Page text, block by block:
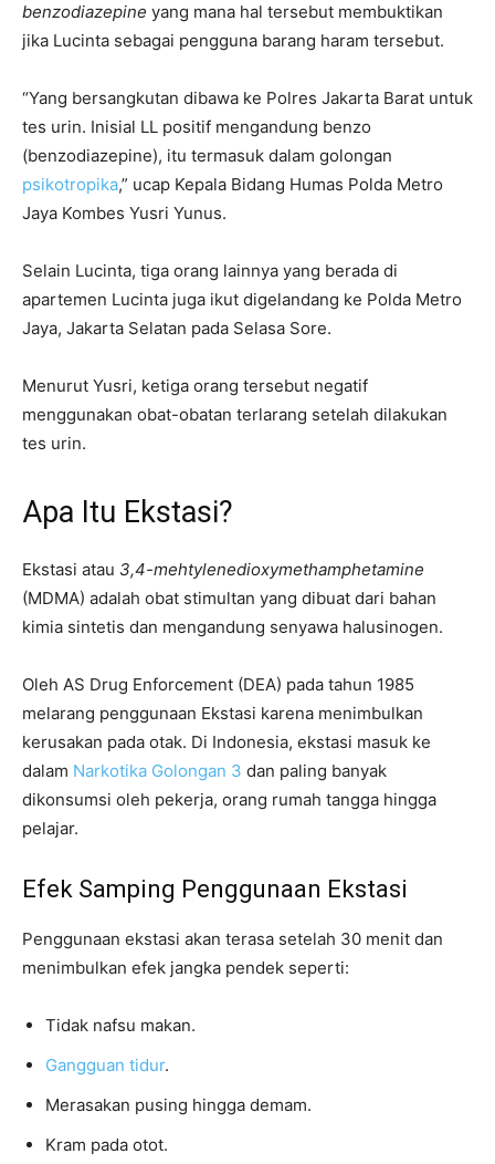
benzodiazepine yang mana hal tersebut membuktikan
jika Lucinta sebagai pengguna barang haram tersebut.
“Yang bersangkutan dibawa ke Polres Jakarta Barat untuk
tes urin. Inisial LL positif mengandung benzo
(benzodiazepine), itu termasuk dalam golongan
psikotropika,” ucap Kepala Bidang Humas Polda Metro
Jaya Kombes Yusri Yunus.
Selain Lucinta, tiga orang lainnya yang berada di
apartemen Lucinta juga ikut digelandang ke Polda Metro
Jaya, Jakarta Selatan pada Selasa Sore.
Menurut Yusri, ketiga orang tersebut negatif
menggunakan obat-obatan terlarang setelah dilakukan
tes urin.
Apa Itu Ekstasi?
Ekstasi atau 3,4-mehtylenedioxymethamphetamine
(MDMA) adalah obat stimultan yang dibuat dari bahan
kimia sintetis dan mengandung senyawa halusinogen.
Oleh AS Drug Enforcement (DEA) pada tahun 1985
melarang penggunaan Ekstasi karena menimbulkan
kerusakan pada otak. Di Indonesia, ekstasi masuk ke
dalam Narkotika Golongan 3 dan paling banyak
dikonsumsi oleh pekerja, orang rumah tangga hingga
pelajar.
Efek Samping Penggunaan Ekstasi
Penggunaan ekstasi akan terasa setelah 30 menit dan
menimbulkan efek jangka pendek seperti:
Tidak nafsu makan.
Gangguan tidur.
Merasakan pusing hingga demam.
Kram pada otot.